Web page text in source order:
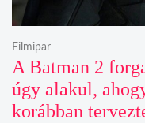
A Batman 2
úgy alakul,
korábban
Filmipar